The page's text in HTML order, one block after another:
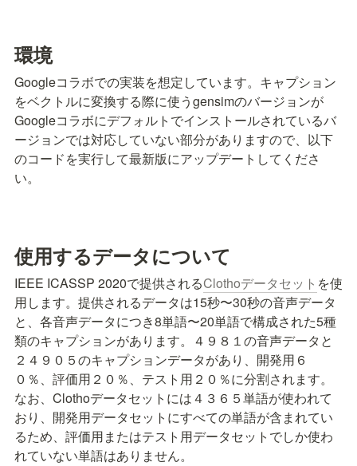
環境
Googleコラボでの実装を想定しています。キャプション
をベクトルに変換する際に使うgensimのバージョンが
Googleコラボにデフォルトでインストールされているバ
ージョンでは対応していない部分がありますので、以下
のコードを実行して最新版にアップデートしてくださ
い。
使用するデータについて
IEEE ICASSP 2020で提供されるClothoデータセット を使
用します。 提供されるデータは15秒〜30秒の音声データ
と、各音声データにつき8単語〜20単語で構成された5種
類のキャプションがあります。
４９８１の音声データと
２４９０５のキャプションデータがあり、開発用６
０％、評価用２０％、テスト用２０％に分割されます。
なお、Clothoデータセットには４３６５単語が使われて
おり、開発用データセットにすべての単語が含まれてい
るため、評価用またはテスト用データセットでしか使わ
れていない単語はありません。